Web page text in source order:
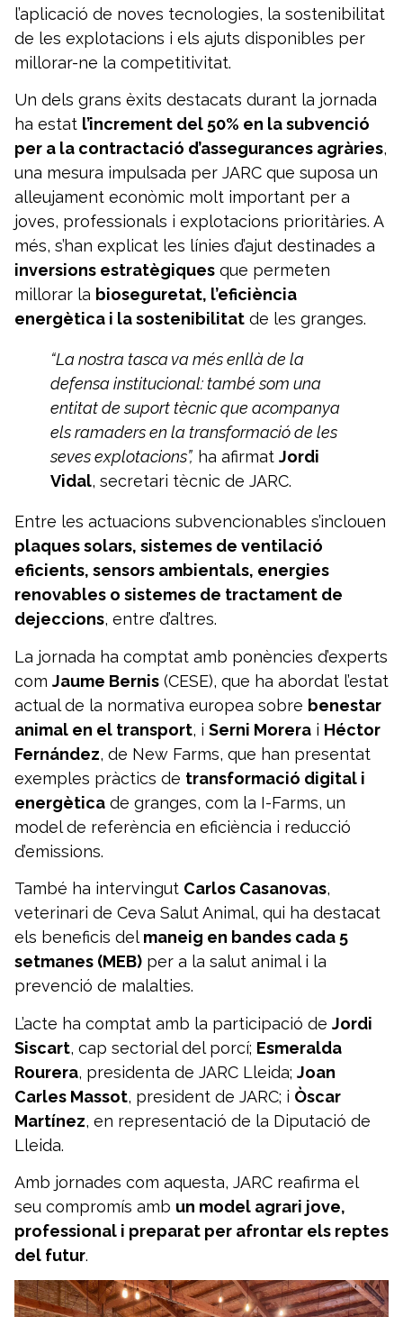
l’aplicació de noves tecnologies, la sostenibilitat
de les explotacions i els ajuts disponibles per
millorar-ne la competitivitat.
Un dels grans èxits destacats durant la jornada
ha estat l’increment del 50% en la subvenció
per a la contractació d’assegurances agràries,
una mesura impulsada per JARC que suposa un
alleujament econòmic molt important per a
joves, professionals i explotacions prioritàries. A
més, s’han explicat les línies d’ajut destinades a
inversions estratègiques que permeten
millorar la bioseguretat, l’eficiència
energètica i la sostenibilitat de les granges.
“La nostra tasca va més enllà de la
defensa institucional: també som una
entitat de suport tècnic que acompanya
els ramaders en la transformació de les
seves explotacions”, ha afirmat Jordi
Vidal, secretari tècnic de JARC.
Entre les actuacions subvencionables s’inclouen
plaques solars, sistemes de ventilació
eficients, sensors ambientals, energies
renovables o sistemes de tractament de
dejeccions, entre d’altres.
La jornada ha comptat amb ponències d’experts
com Jaume Bernis (CESE), que ha abordat l’estat
actual de la normativa europea sobre benestar
animal en el transport, i Serni Morera i Héctor
Fernández, de New Farms, que han presentat
exemples pràctics de transformació digital i
energètica de granges, com la I-Farms, un
model de referència en eficiència i reducció
d’emissions.
També ha intervingut Carlos Casanovas,
veterinari de Ceva Salut Animal, qui ha destacat
els beneficis del maneig en bandes cada 5
setmanes (MEB) per a la salut animal i la
prevenció de malalties.
L’acte ha comptat amb la participació de Jordi
Siscart, cap sectorial del porcí; Esmeralda
Rourera, presidenta de JARC Lleida; Joan
Carles Massot, president de JARC; i Òscar
Martínez, en representació de la Diputació de
Lleida.
Amb jornades com aquesta, JARC reafirma el
seu compromís amb un model agrari jove,
professional i preparat per afrontar els reptes
del futur.